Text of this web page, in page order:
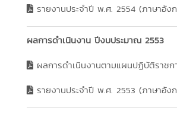
รายงานประจำปี พ.ศ. 2554 (ภาษาอัง
ผลการดำเนินงาน ปีงบประมาณ 2553
ผลการดำเนินงานตามแผนปฏิบัติราชก
รายงานประจำปี พ.ศ. 2553 (ภาษาอัง